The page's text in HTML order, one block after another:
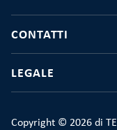
CONTATTI
LEGALE
Copyright © 2026 di